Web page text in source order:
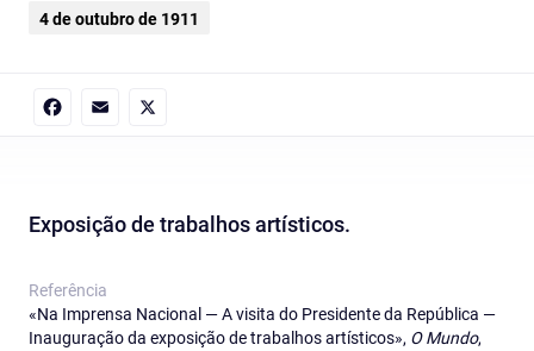
4 de outubro de 1911
Exposição de trabalhos artísticos.
Referência
«Na Imprensa Nacional — A visita do Presidente da República —
Inauguração da exposição de trabalhos artísticos», O Mundo,